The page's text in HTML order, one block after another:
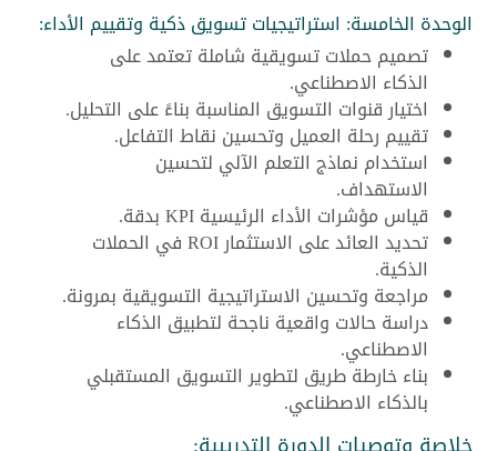
الوحدة الخامسة: استراتيجيات تسويق ذكية وتقييم الأداء:
تصميم حملات تسويقية شاملة تعتمد على
الذكاء الاصطناعي.
اختيار قنوات التسويق المناسبة بناءً على التحليل.
تقييم رحلة العميل وتحسين نقاط التفاعل.
استخدام نماذج التعلم الآلي لتحسين
الاستهداف.
قياس مؤشرات الأداء الرئيسية KPI بدقة.
تحديد العائد على الاستثمار ROI في الحملات
الذكية.
مراجعة وتحسين الاستراتيجية التسويقية بمرونة.
دراسة حالات واقعية ناجحة لتطبيق الذكاء
الاصطناعي.
بناء خارطة طريق لتطوير التسويق المستقبلي
بالذكاء الاصطناعي.